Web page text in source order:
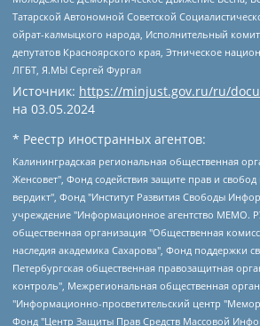
Татарской Автономной Советской
ойрат-калмыцкого народа, Исполнительный
депутатов Красноярского края, Этническое
ЛГБТ, Я.МЫ Сергей Фургал
Источник: https://minjust.gov.ru/ru/
на 03.05.2024
* Реестр иностранных агентов:
Калининградская региональная общественная организация "Экозащита!-Женсовет", Фонд содействия защите прав и свобод граждан "Общественный вердикт", Фонд "Институт Развития Свободы Информации", Частное учреждение "Информационное агентство МЕМО. РУ", Региональная общественная организация "Общественная комиссия по сохранению наследия академика Сахарова", Фонд поддержки свободы прессы, Санкт-Петербургская общественная правозащитная организация "Гражданский контроль", Межрегиональная общественная организация "Информационно-просветительский центр "Мемориал", Региональный Фонд "Центр Защиты Прав Средств Массовой Информации", с 05.12.2023 Фонд "Центр Защиты Прав Средств массовой информации", Региональная общественная благотворительная организация помощи беженцам и мигрантам "Гражданское содействие", Негосударственное образовательное учреждение дополнительного профессионального образования (повышение квалификации) специалистов "АКАДЕМИЯ ПО ПРАВАМ ЧЕЛОВЕКА", Свердловская региональная общественная организация "Сутяжник", Автономная некоммерческая организация "Центр независимых социологических исследований", Союз общественных объединений "Российский исследовательский центр по правам человека", Региональное общественное учреждение научно-информационный центр "МЕМОРИАЛ", Некоммерческая организация "Фонд защиты гласности", Автономная некоммерческая организация "Институт прав человека", Городская общественная организация "Екатеринбургское общество "МЕМОРИАЛ", Городская общественная организация "Рязанское историко-просветительское и правозащитное общество "Мемориал" (Рязанский Мемориал), Челябинский региональный орган общественной самодеятельности – женское общественное объединение "Женщины Евразии", Челябинский региональный орган общественной самодеятельности "Уральская правозащитная группа", Фонд содействия защите здоровья и социальной справедливости имени Андрея Рылькова, Автономная Некоммерческая Организация "Аналитический Центр Юрия Левады", Автономная некоммерческая организация социальной поддержки населения "Проект Апрель", Региональная общественная организация помощи женщинам и детям, находящимся в кризисной ситуации "Информационно-методический центр "Анна", Фонд содействия развитию массовых коммуникаций и правовому просвещению "Так-так-Так", Фонд содействия устойчивому развитию "Серебряная тайга", Свердловский региональный общественный фонд социальных проектов "Новое время", "Idel.Реалии", Кавказ.Реалии, Крым.Реалии, Телеканал Настоящее Время, Татаро-башкирская служба Радио Свобода (Azatliq Radiosi), Радио Свободная Европа/Радио Свобода (PCE/PC), "Сибирь.Реалии", "Фактограф", Благотворительный фонд помощи осужденным и их семьям, Автономная некоммерческая организация "Институт глобализации и социальных движений", Фонд "В защиту прав заключенных", Частное учреждение "Центр поддержки и содействия развитию средств массовой информации", Пензенский региональный общественный благотворительный фонд "Гражданский союз", "Север.Реалии", Некоммерческая организация Фонд "Правовая инициатива", Общество с ограниченной ответственностью "Радио Свободная Европа/Радио Свобода", Чешское информационное агентство "MEDIUM-ORIENT", Красноярская региональная общественная организация "Мы против СПИДа", Камалягин Денис Николаевич, Маркелов Сергей Евгеньевич, Пономарев Лев Александрович, Савицкая Людмила Алексеевна, Автономная некоммерческая организация "Центр по работе с проблемой насилия "НАСИЛИЮ.НЕТ", Межрегиональный профессиональный союз работников здравоохранения "Альянс врачей", Юридическое лицо, зарегистрированное в Латвийской Республике, SIA "Medusa Project" (регистрационный номер 40103797863, дата регистрации 10.06.2014), Некоммерческая организация "Фонд по борьбе с коррупцией", Автономная некоммерческая организация "Институт права и публичной политики", Баданин Роман Сергеевич, Гликин Максим Александрович, Железнова Мария Михайловна, Лукьянова Юлия Сергеевна, Маетная Елизавета Витальевна, Маняхин Петр Борисович, Чуракова Ольга Владимировна, Ярош Юлия Петровна, Юридическое лицо "The Insider SIA", зарегистрированное в Риге, Латвийская Республика (дата регистрации 26.06.2015), являющееся администратором доменного имени интернет-издания "The Insider SIA", https://theins.ru, Постернак Алексей Евгеньевич, Рубин Михаил Аркадьевич, Анин Роман Александрович, Юридическое лицо Istories fonds, зарегистрированное в Латвийской Республике (регистрационный номер 50008295751, дата регистрации 24.02.2020), Великовский Дмитрий Александрович, Долинина Ирина Николаевна, Мароховская Алеся Алексеевна, Шлейнов Роман Юрьевич, Шмагун Олеся Валентиновна, Общество с ограниченной ответственностью "Альтаир 2021", Общество с ограниченной ответственностью "Вега 2021", Общество с ограниченной ответственностью "Главный редактор 2021", Общество с ограниченной ответственностью "Ромашки монолит", Важенков Артем Валерьевич, Ивановская областная общественная организация "Центр гендерных исследований", Гурман Юрий Альбертович, Медиапроект "ОВД-Инфо", Егоров Владимир Владимирович, Жилинский Владимир Александрович, Общество с ограниченной ответственностью "ЗП", Иванова София Юрьевна, Карезина Инна Павловна, Кильтау Екатерина Викторовна, Петров Алексей Викторович, Пискунов Сергей Евгеньевич, Смирнов Сергей Сергеевич, Тихонов Михаил Сергеевич, Общество с ограниченной ответственностью "ЖУРНАЛИСТ-ИНОСТРАННЫЙ АГЕНТ", Арапова Галина Юрьевна, Вольтская Татьяна Анатольевна, Американская компания "Mason G.E.S. Anonymous Foundation" (США), являющаяся владельцем интернет-издания https://mnews.world/, Компания "Stichting Bellingcat", зарегистрированная в Нидерландах (дата регистрации 11.07.2018), Захаров Андрей Вячеславович, Клепиковская Екатерина Дмитриевна, Общество с ограниченной ответственностью "МЕМО", Перл Роман Александрович, Симонов Евгений Алексеевич, Соловьева Елена Анатольевна, Сотников Даниил Владимирович, Сурначева Елизавета Дмитриевна, Автономная некоммерческая организация по защите прав человека и информированию населения "Якутия – Наше Мнение", Общество с ограниченной ответственностью "Москоу диджитал медиа", с 26.01.2023 Общество с ограниченной ответственностью "Чайка Белые сады", Ветошкина Валерия Валерьевна, Заговора Максим Александрович, Межрегиональное общественное движение "Российская ЛГБТ - сеть", Оленичев Максим Владимирович, Павлов Иван Юрьевич, Скворцова Елена Сергеевна, Общество с ограниченной ответственностью "Как бы инагент", Кочетков Игорь Викторович, Общество с ограниченной ответственностью "Честные выборы", Еланчик Олег Александрович, Общество с ограниченной ответственностью "Нобелевский призыв", Гималова Регина Эмилевна, Григорьев Андрей Валерьевич, Григорьева Алина Александровна, Ассоциация по содействию защите прав призывников, альтернативнослужащих и военнослужащих "Правозащитная группа "Гражданин.Армия.Право", Хисамова Регина Фаритовна, Автономная